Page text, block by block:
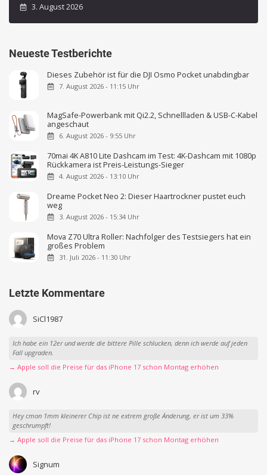
3. August 2026
Neueste Testberichte
Dieses Zubehör ist für die DJI Osmo Pocket unabdingbar
7. August 2026 - 11:15 Uhr
MagSafe-Powerbank mit Qi2.2, Schnellladen & USB-C-Kabel
angeschaut
6. August 2026 - 9:55 Uhr
70mai 4K A810 Lite Dashcam im Test: 4K-Dashcam mit 1080p
Rückkamera ist Preis-Leistungs-Sieger
4. August 2026 - 13:10 Uhr
Dreame Pocket Neo 2: Dieser Haartrockner pustet euch
weg
3. August 2026 - 15:34 Uhr
Mova Z70 Ultra Roller: Nachfolger des Testsiegers hat ein
großes Problem
31. Juli 2026 - 11:30 Uhr
Letzte Kommentare
SiCl1987
Ich habe ein 12er und werde die bittere Pille schlucken, denn ich werde auf jeden
Fall upgraden.
→ Apple soll die Preise für das iPhone 17 schon Montag erhöhen
rv
Hey cmon 1mm kleinerer Chip ist ne extrem große Änderung, er ist um 33%
geschrumpft!
→ Apple soll die Preise für das iPhone 17 schon Montag erhöhen
Signum